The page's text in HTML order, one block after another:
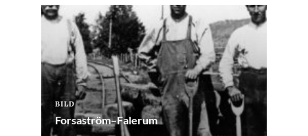
BILD
Forsaström–Falerum